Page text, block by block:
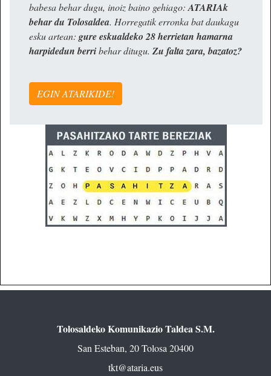
babesa behar dugu, inoiz baino gehiago:ATARIAk
behar du Tolosaldea. Horregatik erronka bat daukagu
esku artean: gure eskualdeko 28 herrietan hamarna
harpidedun berribehar ditugu. Zu falta zara, bazatoz?
EGIN ATARIKIDE!
Tolosaldeko Komunikazio Taldea S.M.
San Esteban, 20 Tolosa 20400
tkt@ataria.eus